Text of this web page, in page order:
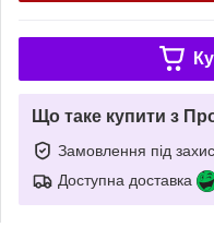
Що таке купити з
Замовлення під
Доступна доставка